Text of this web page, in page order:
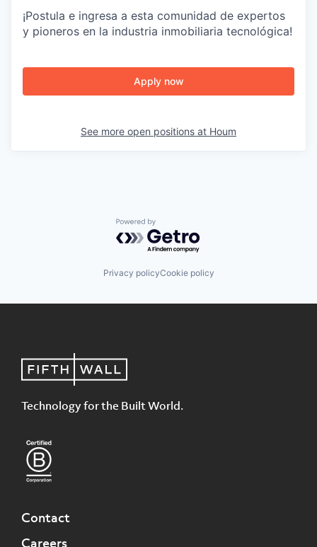
¡Postula e ingresa a esta comunidad de expertos
y pioneros en la industria inmobiliaria tecnológica!
Apply now
See more open positions at Houm
Powered by Getro.com
Privacy policyCookie policy
Technology for the Built World.
Contact
Careers